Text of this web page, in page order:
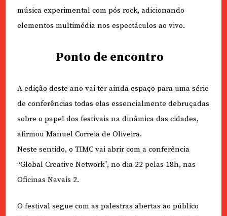
música experimental com pós rock, adicionando
elementos multimédia nos espectáculos ao vivo.
Ponto de encontro
A edição deste ano vai ter ainda espaço para uma série
de conferências todas elas essencialmente debruçadas
sobre o papel dos festivais na dinâmica das cidades,
afirmou Manuel Correia de Oliveira.
Neste sentido, o TIMC vai abrir com a conferência
“Global Creative Network”, no dia 22 pelas 18h, nas
Oficinas Navais 2.
O festival segue com as palestras abertas ao público